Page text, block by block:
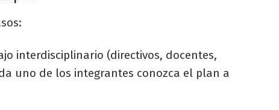
interdisciplinario (directivos, docentes,
uno de los integrantes conozca el plan a